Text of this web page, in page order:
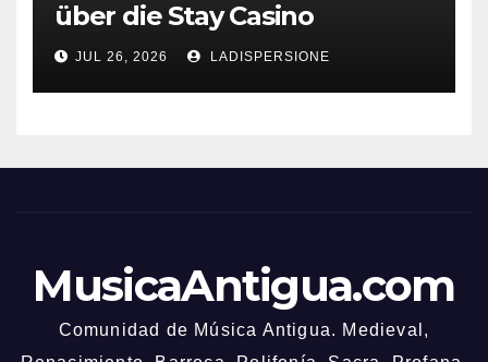
über die Stay Casino
Bonusbedingungen
JUL 26, 2026 LADISPERSIONE
MusicaAntigua.com
Comunidad de Música Antigua. Medieval,